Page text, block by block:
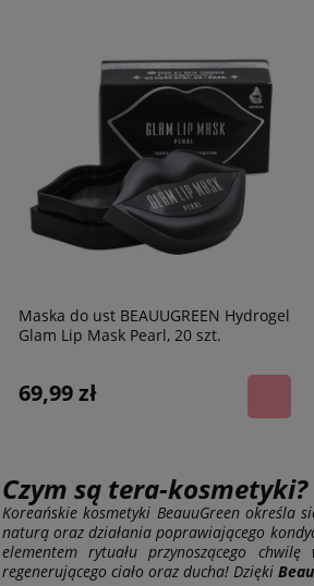
Nawilżająca maska z kwasem
hialuronowym CONNY KWAS
HIALURONOWY, 23 ml
4,99 zł
Maska do ust BEAUUGREEN Hydrogel
Glam Lip Mask Pearl, 20 szt.
69,99 zł
Czym są tera-kosmetyki?
Koreańskie kosmetyki BeauuGreen określa
naturą oraz działania poprawiającego
elementem rytuału przynoszącego
regenerującego ciało oraz ducha! Dzięki